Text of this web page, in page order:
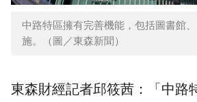
中路特區擁有完善機能，包括圖書館
施。（圖／東森新聞）
東森財經記者邱筱茜：「中路